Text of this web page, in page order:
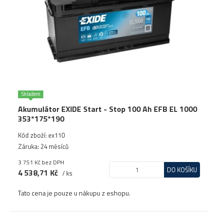
Skladem
Akumulátor EXIDE Start - Stop 100 Ah EFB EL 1000
353*175*190
Kód zboží: ex110
Záruka: 24 měsíců
3 751 Kč bez DPH
4 538,71 Kč / ks DO KOŠÍKU
Tato cena je pouze u nákupu z eshopu.